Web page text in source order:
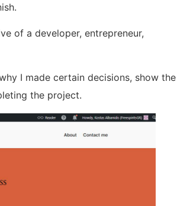
of a developer, entrepreneur,
I made certain decisions, show the
the project.